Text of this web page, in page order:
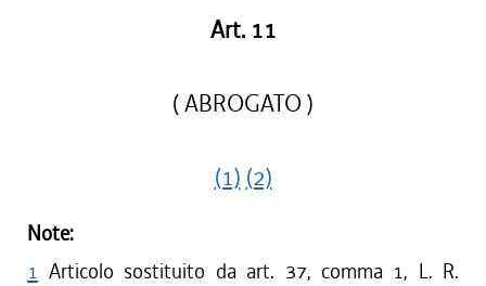
Art. 11
( ABROGATO )
(1) (2)
Note:
1 Articolo sostituito da art. 37, comma 1, L. R.